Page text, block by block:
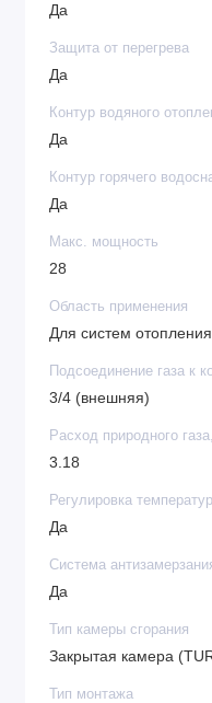
Да
Защита от перегрева
Да
Контур водяного
Да
Контур горячего
Да
Макс. мощность
28
Область применения
Для систем отопления
Подсоединение газа к
3/4 (внешняя)
Расход природного
3.18
Регулировка
Да
Система
Да
Тип камеры сгорания
Закрытая камера
Тип монтажа